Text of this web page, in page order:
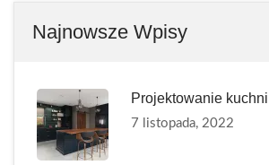
Najnowsze Wpisy
Projektowanie kuchni
7 listopada, 2022